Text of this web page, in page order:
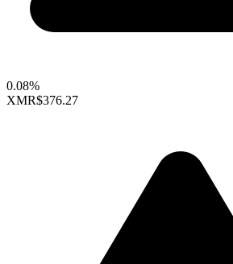
0.08%
XMR$376.27